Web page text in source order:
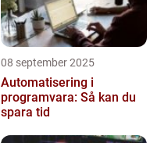
08 september 2025
Automatisering i
programvara: Så kan du
spara tid